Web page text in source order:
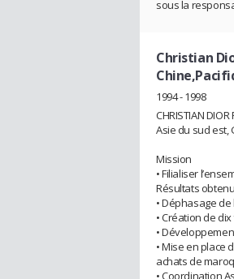
sous la
Christian
1994 - 1998
CHRISTIAN DIOR
Asie du sud est,
Mission
• Filialiser
Résultats
• Déphasage
• Création de
•
• Mise en place
achats de
• Coordination